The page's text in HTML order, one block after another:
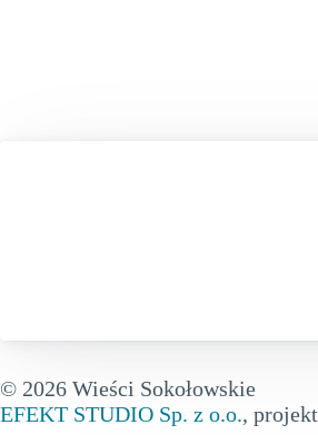
© 2026 Wieści Sokołowskie
EFEKT STUDIO Sp. z o.o., projekt